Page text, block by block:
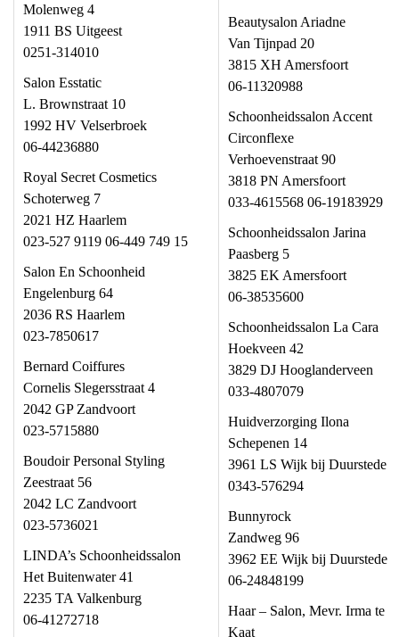
Molenweg 4
1911 BS Uitgeest
0251-314010
Salon Esstatic
L. Brownstraat 10
1992 HV Velserbroek
06-44236880
Royal Secret Cosmetics
Schoterweg 7
2021 HZ Haarlem
023-527 9119 06-449 749 15
Salon En Schoonheid
Engelenburg 64
2036 RS Haarlem
023-7850617
Bernard Coiffures
Cornelis Slegersstraat 4
2042 GP Zandvoort
023-5715880
Boudoir Personal Styling
Zeestraat 56
2042 LC Zandvoort
023-5736021
LINDA’s Schoonheidssalon
Het Buitenwater 41
2235 TA Valkenburg
06-41272718
Beautysalon Ariadne
Van Tijnpad 20
3815 XH Amersfoort
06-11320988
Schoonheidssalon Accent
Circonflexe
Verhoevenstraat 90
3818 PN Amersfoort
033-4615568 06-19183929
Schoonheidssalon Jarina
Paasberg 5
3825 EK Amersfoort
06-38535600
Schoonheidssalon La Cara
Hoekveen 42
3829 DJ Hooglanderveen
033-4807079
Huidverzorging Ilona
Schepenen 14
3961 LS Wijk bij Duurstede
0343-576294
Bunnyrock
Zandweg 96
3962 EE Wijk bij Duurstede
06-24848199
Haar – Salon, Mevr. Irma te
Kaat